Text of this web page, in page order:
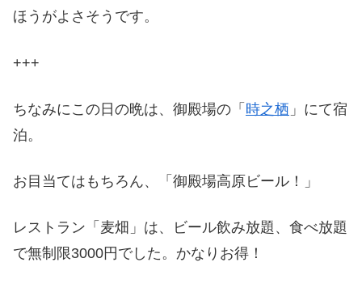
ほうがよさそうです。
+++
ちなみにこの日の晩は、御殿場の「 時之栖 」にて宿
泊。
お目当てはもちろん、「御殿場高原ビール！」
レストラン「麦畑」は、ビール飲み放題、食べ放題
で無制限3000円でした。かなりお得！